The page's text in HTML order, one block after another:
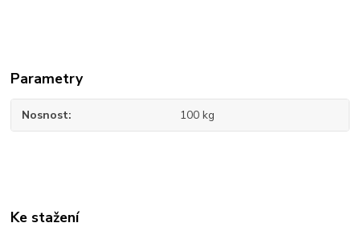
Parametry
Nosnost 100 kg
Ke stažení